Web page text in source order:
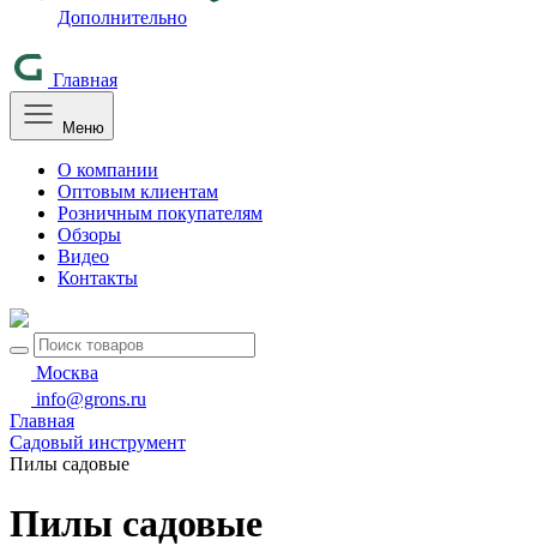
Дополнительно
Главная
Меню
О компании
Оптовым клиентам
Розничным покупателям
Обзоры
Видео
Контакты
Москва
info@grons.ru
Главная
Садовый инструмент
Пилы садовые
Пилы садовые